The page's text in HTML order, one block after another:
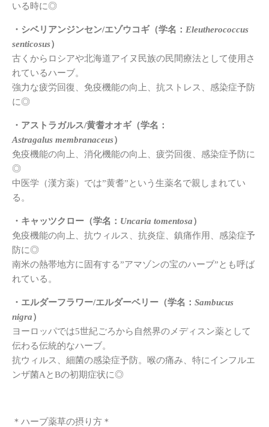
いる時に◎
・シベリアンジンセン/エゾウコギ（学名： Eleutherococcus
senticosus）
古くからロシアや北海道アイヌ民族の民間療法として使用さ
れているハーブ。
強力な疲労回復、免疫機能の向上、抗ストレス、感染症予防
に◎
・アストラガルス/黄耆オオギ（学名：
Astragalus membranaceus）
免疫機能の向上、消化機能の向上、疲労回復、感染症予防に
◎
中医学（漢方薬）では”黄耆”という生薬名で親しまれてい
る。
・キャッツクロー（学名： Uncaria tomentosa）
免疫機能の向上、抗ウィルス、抗炎症、鎮痛作用、感染症予
防に◎
南米の熱帯地方に固有する”アマゾンの宝のハーブ”とも呼ば
れている。
・エルダーフラワー/エルダーベリー（学名： Sambucus
nigra）
ヨーロッパでは5世紀ごろから自然界のメディスン薬として
伝わる伝統的なハーブ。
抗ウィルス、細菌の感染症予防。喉の痛み、特にインフルエ
ンザ菌AとBの初期症状に◎
＊ハーブ薬草の摂り方＊